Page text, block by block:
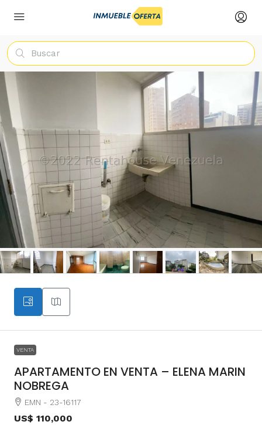
VENTA
APARTAMENTO EN VENTA – ELENA MARIN
NOBREGA
EMN - 23-16117
US$ 110,000